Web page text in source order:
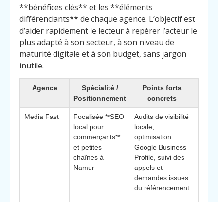
**bénéfices clés** et les **éléments
différenciants** de chaque agence. L’objectif est
d’aider rapidement le lecteur à repérer l’acteur le
plus adapté à son secteur, à son niveau de
maturité digitale et à son budget, sans jargon
inutile.
Agence
Spécialité /
Positionnement
Points forts
concrets
Media Fast
Focalisée **SEO
local pour
commerçants**
et petites
chaînes à
Namur
Audits de visibilité
locale,
optimisation
Google Business
Profile, suivi des
appels et
demandes issues
du référencement